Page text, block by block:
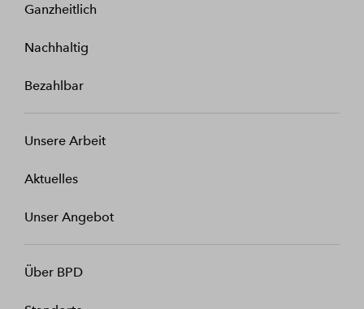
Ganzheitlich
Nachhaltig
Bezahlbar
Unsere Arbeit
Aktuelles
Unser Angebot
Über BPD